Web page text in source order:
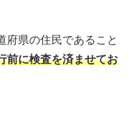
府県の住民であること
前に検査を済ませてお